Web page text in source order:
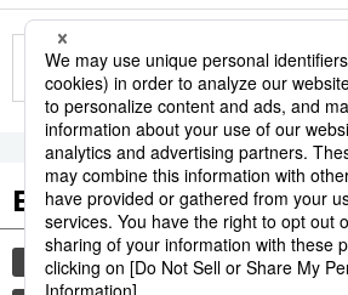
More in this series
Etiquetas destacadas
cultura gastronomía vida